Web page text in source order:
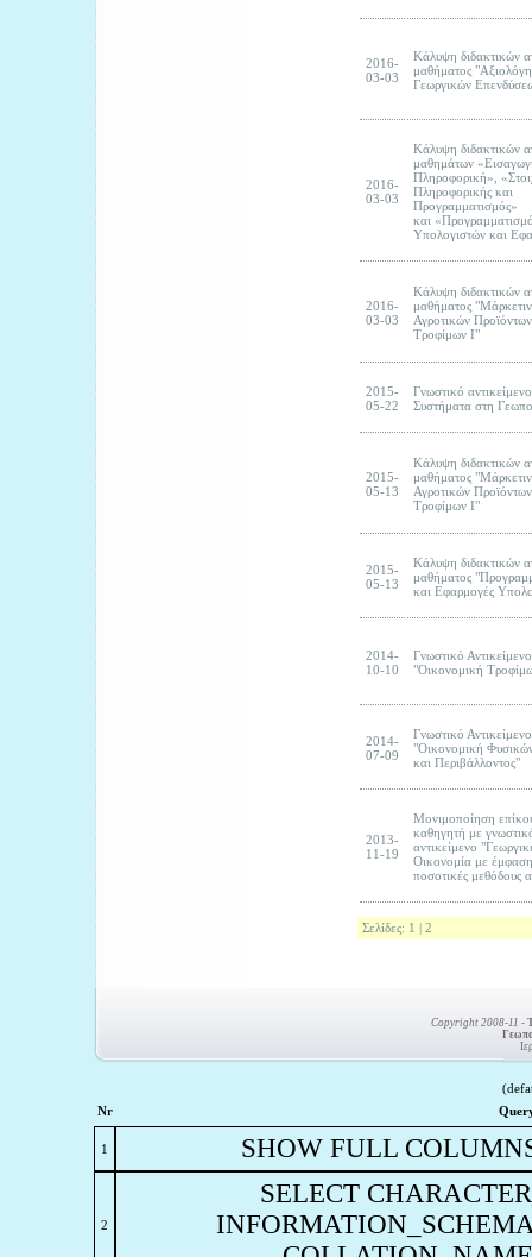
2016-
03-03
Κάλυψη διδακτικών
μαθήματος
Γεωργικών
2016-
03-03
Κάλυψη διδακτικών
μαθημάτων
Πληροφορική»,
Πληροφορικής και
Προγραμματισμός»
και
Υπολογιστών και
2016-
03-03
Κάλυψη διδακτικών
μαθήματος
Αγροτικών
Τροφίμων Ι"
2015-
05-22
Γνωστικό
Συστήματα στη
2015-
05-13
Κάλυψη διδακτικών
μαθήματος
Αγροτικών
Τροφίμων Ι"
2015-
05-13
Κάλυψη διδακτικών
μαθήματος
και Εφαρμογές
2014-
10-10
Γνωστικό Αντικείμενο
"Οικονομική
2014-
07-09
Γνωστικό
"Οικονομική
και Περιβάλλοντος"
2013-
11-19
Μονιμοποίηση
καθηγητή με
αντικείμενο
Οικονομία με έμφαση
ποσοτικές μεθόδους
Σελίδες: 1 2
Copyright 2008-11 -
Nr
1 SHOW FULL
2
SELECT